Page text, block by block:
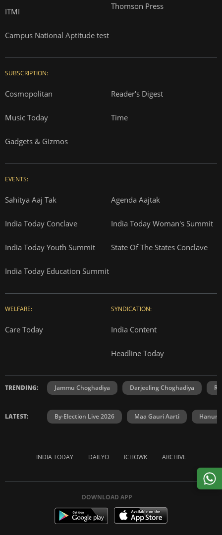
ITMI
Campus National Aptitude test
Thomson Press
SUBSCRIPTION:
Cosmopolitan Reader's Digest
Music Today Time
Gadgets & Gizmos
EVENTS:
Sahitya Aaj Tak Agenda Aajtak
India Today Conclave India Today Woman's Summit
India Today Youth Summit State Of The States Conclave
India Today Education Summit
WELFARE:
Care Today
SYNDICATION:
India Content
Headline Today
TRENDING: Jammu Choghadiya Darjeeling Choghadiya
LATEST: By-Election Live 2026 Maa Gauri Aarti
INDIA TODAY DAILYO ICHOWK ARCHIVE
DOWNLOAD APP